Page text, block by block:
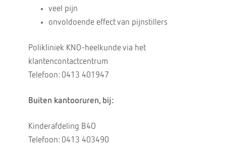
veel pijn
onvoldoende effect van pijnstillers
Polikliniek KNO-heelkunde via het
klantencontactcentrum
Telefoon: 0413 401947
Buiten kantooruren, bij:
Kinderafdeling B4O
Telefoon: 0413 403490